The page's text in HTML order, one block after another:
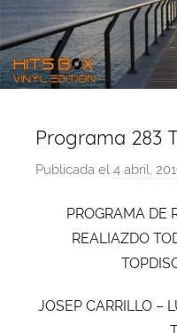
Programa 283
Publicada el 4 abril,
PROGRAMA DE
REALIAZDO
JOSEP CARRILLO –